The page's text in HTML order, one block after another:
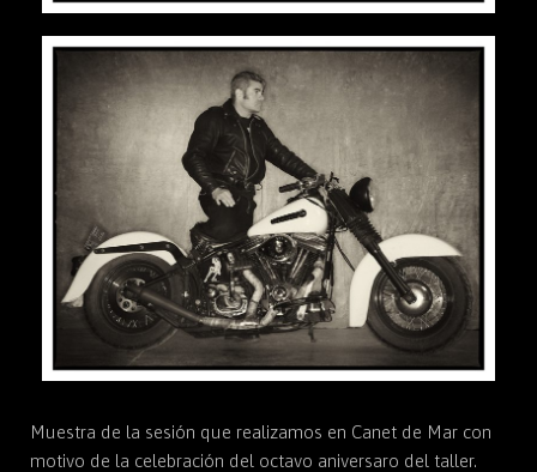
Muestra de la sesión que realizamos en Canet de Mar con
motivo de la celebración del octavo aniversaro del taller.